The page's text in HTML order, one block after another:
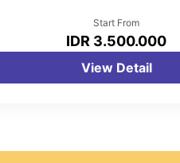
Start From
IDR 3.500.000
View Detail